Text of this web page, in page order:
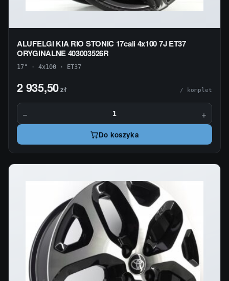
ALUFELGI KIA RIO STONIC 17cali 4x100 7J ET37
ORYGINALNE 403003526R
17" · 4x100 · ET37
2 935,50zł / komplet
− +
Do koszyka